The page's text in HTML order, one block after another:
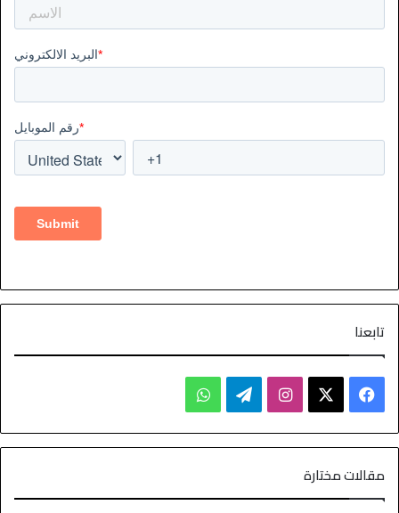
تابعنا
مقالات مختارة